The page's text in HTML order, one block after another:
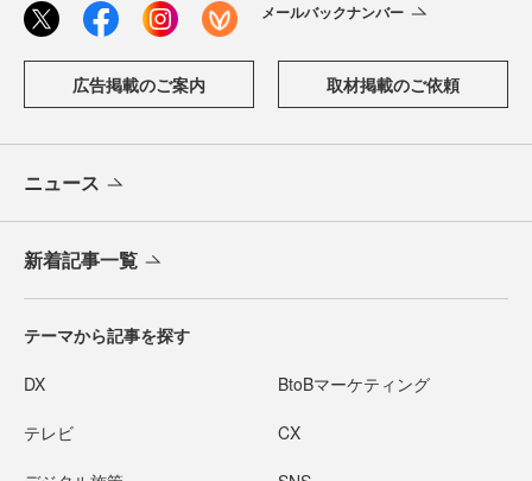
メールバックナンバー
広告掲載のご案内 取材掲載のご依頼
ニュース
新着記事一覧
テーマから記事を探す
DX BtoBマーケティング
テレビ CX